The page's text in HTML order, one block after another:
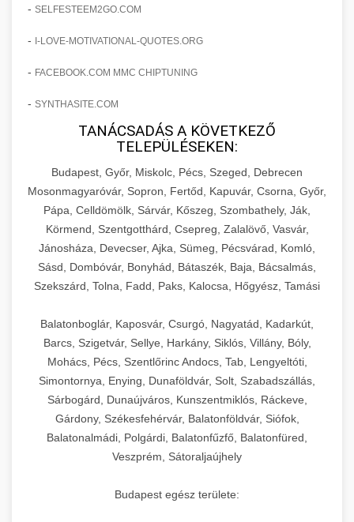
amelyek valós eredményeket hoznak.
szonyegtisztito.net
marketing stratégiai tervrajz
útjáról, bemutatva az utat a küzdő praxistól a
virágzó vállalkozásig 150%-os növekedéssel.
klinika átalakulási történet
Érdeklődés 150%-os Fokozása
Technikák és módszerek a páciensek
érdeklődésének és elkötelezettségének drámai
növeléséhez. Egy 150%-os fellendülési
esettanulmány gyakorlati betekintésekkel.
weboldal-keszites.co
elkötelezettség erősítési módszerek
🎮 19. AI Google Ads és Meta
Kampány Kezelés
Fejlett AI-alapú Google Ads és Meta hirdetési
kampánykezelés. Optimalizálja hirdetési
költségvetését gépi tanulással és
automatizálással.
aikampany.hu AI hirdetési automatizálás
🍞 20. Ipari Dagasztógép +
Professzionális ipari dagasztógépek és
tésztakeverő gépek pékségek és kereskedelmi
konyhák számára. Masszív konstrukció
megbízható teljesítményhez.
chef-iparikonyhagepek.hu
kereskedelmi tésztakeverő
🔪 21. Ipari Szeletelőgép +
Ipari hús- és sajtszeletelő gépek professzionális
élelmiszer-előkészítéshez. Precíziós vágás
állítható vastagság beállítással.
chef-iparikonyhagepek.hu
professzionális élelmiszer szeletelő
📦 22. Vákuumozó Gép +
Kereskedelmi vákuumcsomagoló berendezések
élelmiszerek tartósításához. Hosszabbítsa a
szavatossági időt és tartsa meg a termék
frissességét.
🎁 23. Vákuumfóliázó Gép +
Ipari vákuumfóliázó gépek professzionális
Hatékony lezárási és tartósítási megoldások.
- SELFESTEEM2GO.COM
- I-LOVE-MOTIVATIONAL-QUOTES.ORG
- FACEBOOK.COM MMC CHIPTUNING
- SYNTHASITE.COM
TANÁCSADÁS A KÖVETKEZŐ
TELEPÜLÉSEKEN:
Budapest, Győr, Miskolc, Pécs, Szeged, Debrecen
Mosonmagyaróvár, Sopron, Fertőd, Kapuvár, Csorna, Győr,
Pápa, Celldömölk, Sárvár, Kőszeg, Szombathely, Ják,
Körmend, Szentgotthárd, Csepreg, Zalalövő, Vasvár,
Jánosháza, Devecser, Ajka, Sümeg, Pécsvárad, Komló,
Sásd, Dombóvár, Bonyhád, Bátaszék, Baja, Bácsalmás,
Szekszárd, Tolna, Fadd, Paks, Kalocsa, Hőgyész, Tamási
Balatonboglár, Kaposvár, Csurgó, Nagyatád, Kadarkút,
Barcs, Szigetvár, Sellye, Harkány, Siklós, Villány, Bóly,
Mohács, Pécs, Szentlőrinc Andocs, Tab, Lengyeltóti,
Simontornya, Enying, Dunaföldvár, Solt, Szabadszállás,
Sárbogárd, Dunaújváros, Kunszentmiklós, Ráckeve,
Gárdony, Székesfehérvár, Balatonföldvár, Siófok,
Balatonalmádi, Polgárdi, Balatonfűzfő, Balatonfüred,
Veszprém, Sátoraljaújhely
Budapest egész területe: